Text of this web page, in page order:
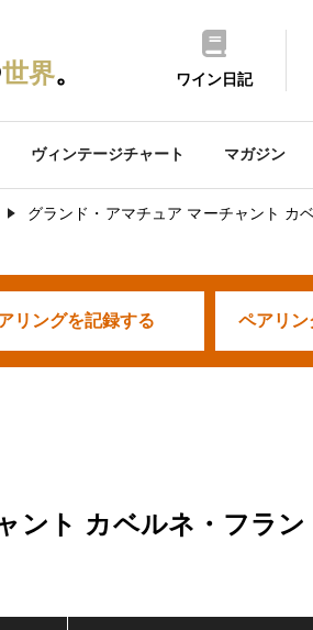
世界。 ワイン日記
ヴィンテージチャート マガジン
グランド・アマチュア マーチャント カ
リングを記録する ペアリン
ント カベルネ・フラ